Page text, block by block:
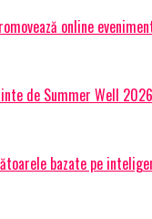
online
de Summer Well
bazate pe